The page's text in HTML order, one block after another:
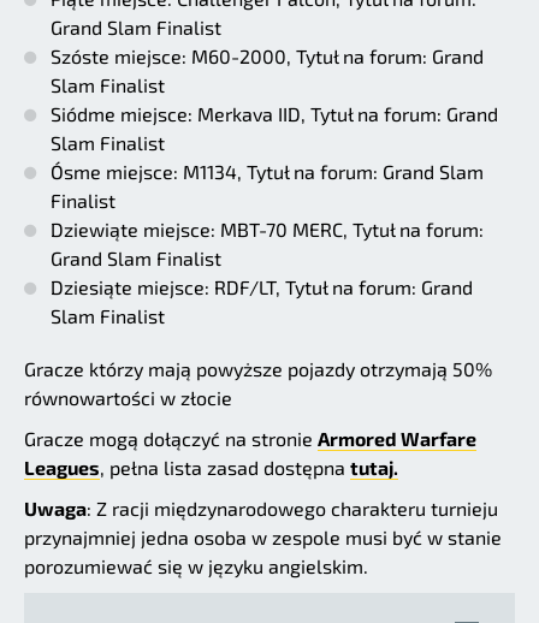
Grand Slam Finalist
Szóste miejsce: M60-2000, Tytuł na forum: Grand
Slam Finalist
Siódme miejsce: Merkava IID, Tytuł na forum: Grand
Slam Finalist
Ósme miejsce: M1134, Tytuł na forum: Grand Slam
Finalist
Dziewiąte miejsce: MBT-70 MERC, Tytuł na forum:
Grand Slam Finalist
Dziesiąte miejsce: RDF/LT, Tytuł na forum: Grand
Slam Finalist
Gracze którzy mają powyższe pojazdy otrzymają 50%
równowartości w złocie
Gracze mogą dołączyć na stronie Armored Warfare
Leagues, pełna lista zasad dostępna tutaj.
Uwaga: Z racji międzynarodowego charakteru turnieju
przynajmniej jedna osoba w zespole musi być w stanie
porozumiewać się w języku angielskim.